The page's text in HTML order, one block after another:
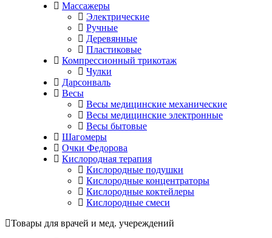
Массажеры
Электрические
Ручные
Деревянные
Пластиковые
Компрессионный трикотаж
Чулки
Дарсонваль
Весы
Весы медицинские механические
Весы медицинские электронные
Весы бытовые
Шагомеры
Очки Федорова
Кислородная терапия
Кислородные подушки
Кислородные концентраторы
Кислородные коктейлеры
Кислородные смеси
Товары для врачей и мед. учереждений